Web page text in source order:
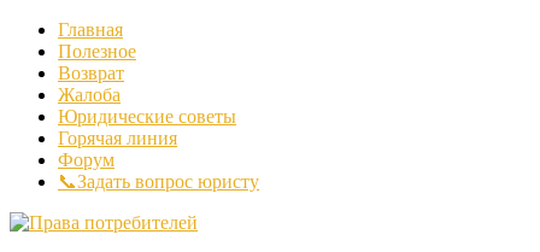
Главная
Полезное
Возврат
Жалоба
Юридические советы
Горячая линия
Форум
📞Задать вопрос юристу